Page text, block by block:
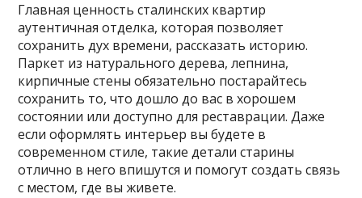
Главная ценность сталинских квартир
аутентичная отделка, которая позволяет
сохранить дух времени, рассказать историю.
Паркет из натурального дерева, лепнина,
кирпичные стены обязательно постарайтесь
сохранить то, что дошло до вас в хорошем
состоянии или доступно для реставрации. Даже
если оформлять интерьер вы будете в
современном стиле, такие детали старины
отлично в него впишутся и помогут создать связь
с местом, где вы живете.